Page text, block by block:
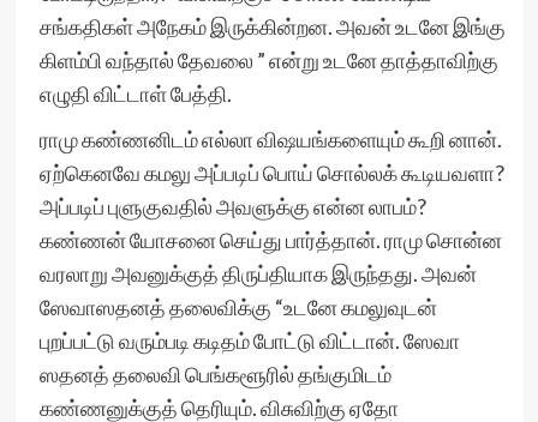
சங்கதிகள் அநேகம் இருக்கின்றன. அவன் உடனே இங்கு
கிளம்பி வந்தால் தேவலை ” என்று உடனே தாத்தாவிற்கு
எழுதி விட்டாள் பேத்தி.
ராமு கண்ணனிடம் எல்லா விஷயங்களையும் கூறி னான்.
ஏற்கெனவே கமலு அப்படிப் பொய் சொல்லக் கூடியவளா?
அப்படிப் புளுகுவதில் அவளுக்கு என்ன லாபம்?
கண்ணன் யோசனை செய்து பார்த்தான். ராமு சொன்ன
வரலாறு அவனுக்குத் திருப்தியாக இருந்தது. அவன்
ஸேவாஸதனத் தலைவிக்கு “உடனே கமலுவுடன்
புறப்பட்டு வரும்படி கடிதம் போட்டு விட்டான். ஸேவா
ஸதனத் தலைவி பெங்களூரில் தங்குமிடம்
கண்ணனுக்குத் தெரியும். விசுவிற்கு ஏதோ